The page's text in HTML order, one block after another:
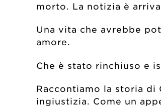
morto. La notizia è
Una vita che avrebbe
amore.
Che è stato rinchiuso e
Raccontiamo la storia di
ingiustizia. Come un